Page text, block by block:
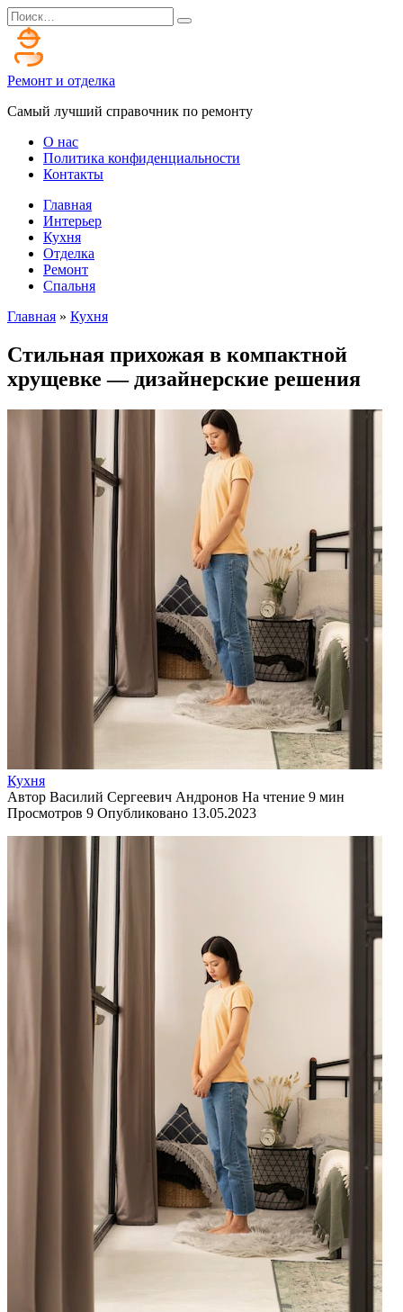
Перейти
к
содержанию
Search
for:
Ремонт и отделка
Самый лучший справочник по ремонту
О нас
Политика конфиденциальности
Контакты
Главная
Интерьер
Кухня
Отделка
Ремонт
Спальня
Главная » Кухня
Стильная прихожая в компактной
хрущевке — дизайнерские решения
Кухня
Автор Василий Сергеевич Андронов На чтение 9 мин
Просмотров 9 Опубликовано 13.05.2023